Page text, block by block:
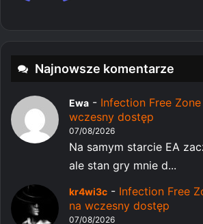
Najnowsze komentarze
Ewa - Infection Free
wczesny dostęp
07/08/2026
Na samym starcie EA
ale stan gry mnie d...
kr4wi3c - Infection Free
na wczesny dostęp
07/08/2026